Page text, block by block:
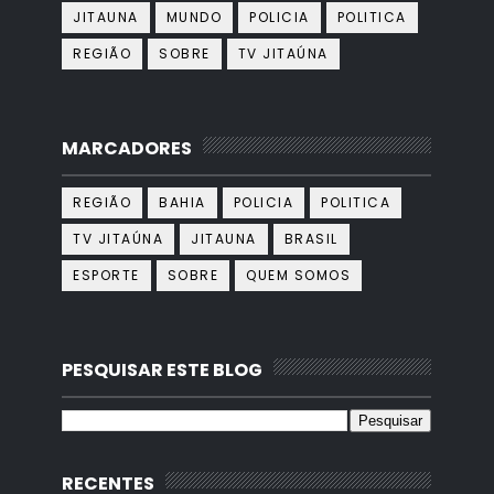
JITAUNA
MUNDO POLICIA
POLITICA
REGIÃO
SOBRE TV JITAÚNA
MARCADORES
REGIÃO BAHIA POLICIA
POLITICA
TV JITAÚNA
JITAUNA
BRASIL
ESPORTE
SOBRE QUEM SOMOS
PESQUISAR ESTE BLOG
RECENTES